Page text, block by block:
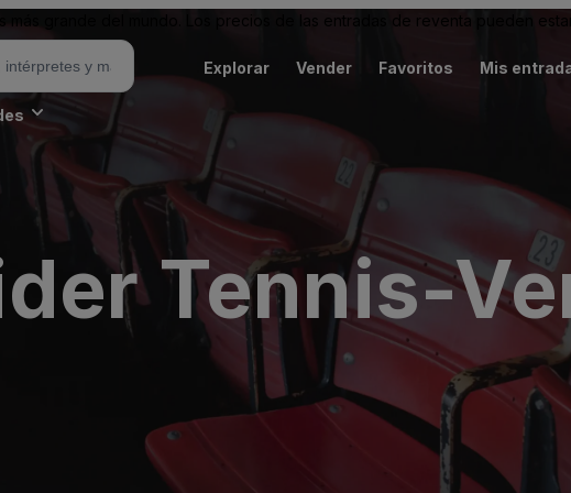
grande del mundo. Los precios de las entradas de reventa pueden
Explorar Vender Favoritos Mis
Tennis-